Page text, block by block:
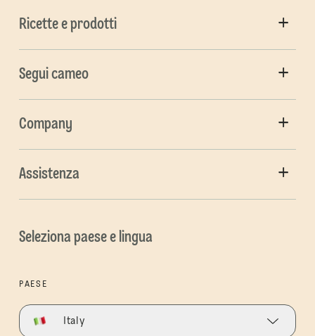
Ricette e prodotti
Segui cameo
Company
Assistenza
Seleziona paese e lingua
PAESE
Italy